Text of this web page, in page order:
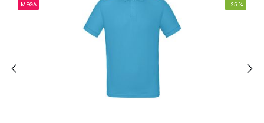
MEGA -25%